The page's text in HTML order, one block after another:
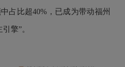
占比超40%，已成为带动福州
擎”。